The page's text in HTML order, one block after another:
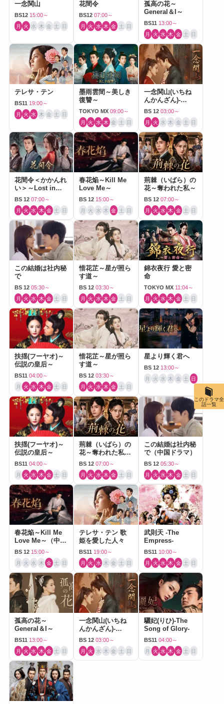
一念関山
BS12 15:00～
月 火 水 木 金 土 日
花間令
BS12 07:00～
月 火 水 木 金 土 日
孤高の花～
General＆I～
BS11 13:00～
月 火 水 木 金 土 日
テレサ・テン
BS11 19:00～
月 火 水 木 金 土 日
墨雨雲間～美しき
復讐～
TOKYO MX 09:00～
月 火 水 木 金 土 日
一念関山(いちね
んかんざん)-
Journey to Love-
BS 12 03:00～
月 火 水 木 金 土 日
花間令＜かかんれ
い＞～Lost in
Love～
BS 12 07:00～
月 火 水 木 金 土 日
春花焔～Kill Me
Love Me～
BS 12 15:00～
月 火 水 木 金 土 日
荊棘（いばら）の
花～奪われた私～
BS 12 07:00～
月 火 水 木 金 土 日
この結婚は社内秘
で
BS 12 05:30～
月 火 水 木 金 土 日
惜花芷～星が照ら
す道～
BS 12 03:30～
月 火 水 木 金 土 日
錦衣夜行 愛と密
命
TOKYO MX 11:04～
月 火 水 木 金 土 日
扶揺(フーヤオ)～
伝説の皇后～
BS11 04:00～
月 火 水 木 金 土 日
惜花芷～星が照ら
す道～
BS 12 03:30～
月 火 水 木 金 土 日
星より輝く君へ
BS 12 13:00～
月 火 水 木 金 土 日
扶揺(フーヤオ)～
伝説の皇后～
BS11 04:00～
月 火 水 木 金 土 日
荊棘（いばら）の
花～奪われた私～
（中国ドラマ）
BS 12 07:00～
月 火 水 木 金 土 日
この結婚は社内秘
で（中国ドラマ）
BS 12 05:30～
月 火 水 木 金 土 日
春花焔～Kill Me
Love Me～（中国
ドラマ）
BS 12 15:00～
月 火 水 木 金 土 日
テレサ・テン 歌
姫を愛した人々
BS11 19:00～
月 火 水 木 金 土 日
武則天 -The
Empress-
BS11 10:00～
月 火 水 木 金 土 日
孤高の花～
General＆I～
BS11 13:00～
月 火 水 木 金 土 日
一念関山(いちね
んかんざん)-
Journey to Love-
BS 12 03:00～
月 火 水 木 金 土 日
驪妃(りひ)-The
Song of Glory-
BS11 04:00～
月 火 水 木 金 土 日
このドラマ全
話一覧